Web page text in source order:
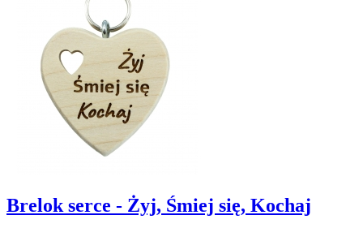
Brelok serce - Żyj, Śmiej się, Kochaj